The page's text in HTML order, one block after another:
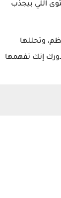
اللي بيجذب
وتحللها
إنك تفهمها